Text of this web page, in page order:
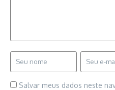
Salvar meus dados neste